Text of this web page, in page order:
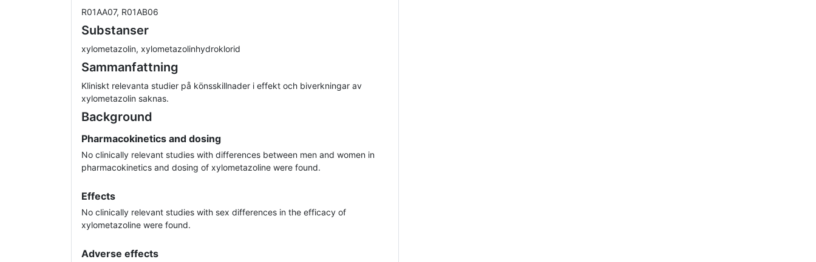
R01AA07, R01AB06
Substanser
xylometazolin, xylometazolinhydroklorid
Sammanfattning
Kliniskt relevanta studier på könsskillnader i effekt och biverkningar av
xylometazolin saknas.
Background
Pharmacokinetics and dosing
No clinically relevant studies with differences between men and women in
pharmacokinetics and dosing of xylometazoline were found.
Effects
No clinically relevant studies with sex differences in the efficacy of
xylometazoline were found.
Adverse effects